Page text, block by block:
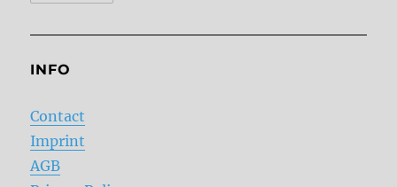
INFO
Contact
Imprint
AGB